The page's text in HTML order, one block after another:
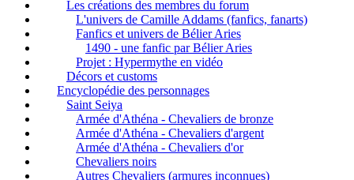
Les créations des membres du forum
L'univers de Camille Addams (fanfics, fanarts)
Fanfics et univers de Bélier Aries
1490 - une fanfic par Bélier Aries
Projet : Hypermythe en vidéo
Décors et customs
Encyclopédie des personnages
Saint Seiya
Armée d'Athéna - Chevaliers de bronze
Armée d'Athéna - Chevaliers d'argent
Armée d'Athéna - Chevaliers d'or
Chevaliers noirs
Autres Chevaliers (armures inconnues)